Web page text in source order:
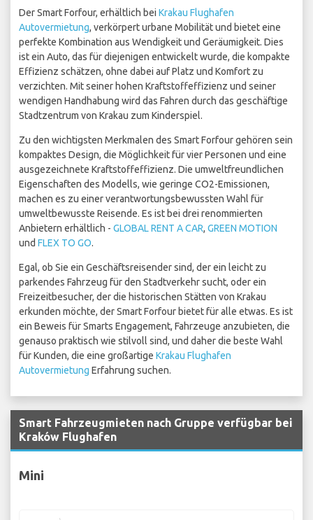
Der Smart Forfour, erhältlich bei Krakau Flughafen
Autovermietung, verkörpert urbane Mobilität und bietet eine
perfekte Kombination aus Wendigkeit und Geräumigkeit. Dies
ist ein Auto, das für diejenigen entwickelt wurde, die kompakte
Effizienz schätzen, ohne dabei auf Platz und Komfort zu
verzichten. Mit seiner hohen Kraftstoffeffizienz und seiner
wendigen Handhabung wird das Fahren durch das geschäftige
Stadtzentrum von Krakau zum Kinderspiel.
Zu den wichtigsten Merkmalen des Smart Forfour gehören sein
kompaktes Design, die Möglichkeit für vier Personen und eine
ausgezeichnete Kraftstoffeffizienz. Die umweltfreundlichen
Eigenschaften des Modells, wie geringe CO2-Emissionen,
machen es zu einer verantwortungsbewussten Wahl für
umweltbewusste Reisende. Es ist bei drei renommierten
Anbietern erhältlich - GLOBAL RENT A CAR, GREEN MOTION
und FLEX TO GO.
Egal, ob Sie ein Geschäftsreisender sind, der ein leicht zu
parkendes Fahrzeug für den Stadtverkehr sucht, oder ein
Freizeitbesucher, der die historischen Stätten von Krakau
erkunden möchte, der Smart Forfour bietet für alle etwas. Es ist
ein Beweis für Smarts Engagement, Fahrzeuge anzubieten, die
genauso praktisch wie stilvoll sind, und daher die beste Wahl
für Kunden, die eine großartige Krakau Flughafen
Autovermietung Erfahrung suchen.
Smart Fahrzeugmieten nach Gruppe verfügbar bei
Kraków Flughafen
Mini